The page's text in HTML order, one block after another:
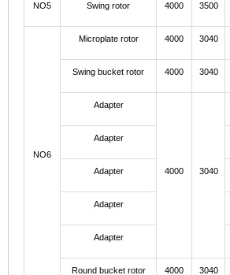
NO5 Swing rotor 4000 3500
NO6
Microplate rotor 4000 3040
Swing bucket rotor 4000 3040
Adapter
4000 3040
Adapter
Adapter
Adapter
Adapter
Round bucket rotor 4000 3040